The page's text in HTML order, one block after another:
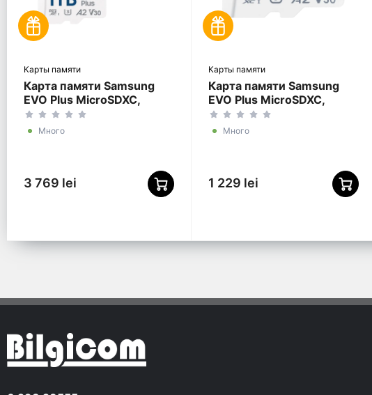
Карты памяти
Карта памяти Samsung
EVO Plus MicroSDXC,
1024Гб (MB-MC1T0SA/)
Много
3 769 lei
Карты памяти
Карта памяти Samsung
EVO Plus MicroSDXC,
256Гб (MB-MC256SA/KR)
Много
1 229 lei